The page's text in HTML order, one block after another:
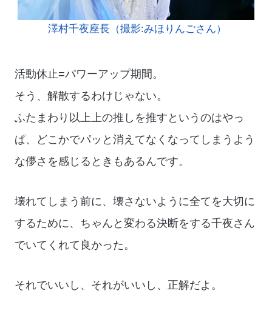
澤村千夜座長（撮影:みほりんごさん）
活動休止=パワーアップ期間。
そう、解散するわけじゃない。
ふたまわり以上上の推しを推すというのはやっ
ぱ、どこかでパッと消えてなくなってしまうよう
な儚さを感じるときもあるんです。
壊れてしまう前に、壊さないように全てを大切に
するために、ちゃんと変わる決断をする千夜さん
でいてくれて良かった。
それでいいし、それがいいし、正解だよ。